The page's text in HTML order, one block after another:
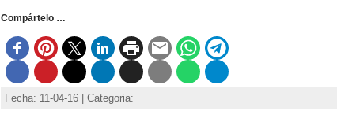
Compártelo …
Fecha: 11-04-16 | Categoria: